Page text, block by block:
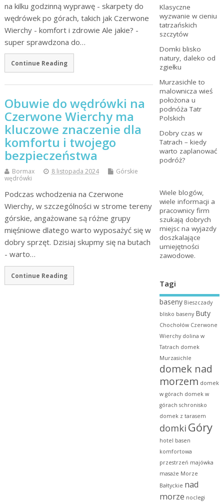
na kilku godzinną wyprawę - skarpety do
wędrówek po górach, takich jak Czerwone
Wierchy - komfort i zdrowie Ale jakie? -
super sprawdzona do…
Continue Reading
Obuwie do wędrówki na
Czerwone Wierchy ma
kluczowe znaczenie dla
komfortu i twojego
bezpieczeństwa
Bormax 8 listopada 2024
Górskie
wędrówki
Podczas wchodzenia na Czerwone
Wierchy, w szczególności w strome tereny
górskie, angażowane są różne grupy
mięśniowe dlatego warto wyposażyć się w
dobry sprzęt. Dzisiaj skupmy się na butach
- warto…
Continue Reading
Klasyczne
wyzwanie w cieniu
tatrzańskich
szczytów
Domki blisko
natury, daleko od
zgiełku
Murzasichle to
malownicza wieś
położona u
podnóża Tatr
Polskich
Dobry czas w
Tatrach – kiedy
warto zaplanować
podróż?
Wiele blogów,
wiele informacji a
pracownicy firm
szukają dobrych
miejsc na wyjazdy
doszkalające
umiejętności
zawodowe.
Tagi
baseny Bieszczady
blisko baseny Buty
Chochołów Czerwone
Wierchy dolina w
Tatrach domek
Murzasichle
domek nad
morzem domek
w górach domek w
górach schronisko
domek z tarasem
domki Góry
hotel basen
komfortowa
przestrzeń majówka
masaże Morze
Bałtyckie nad
morze noclegi